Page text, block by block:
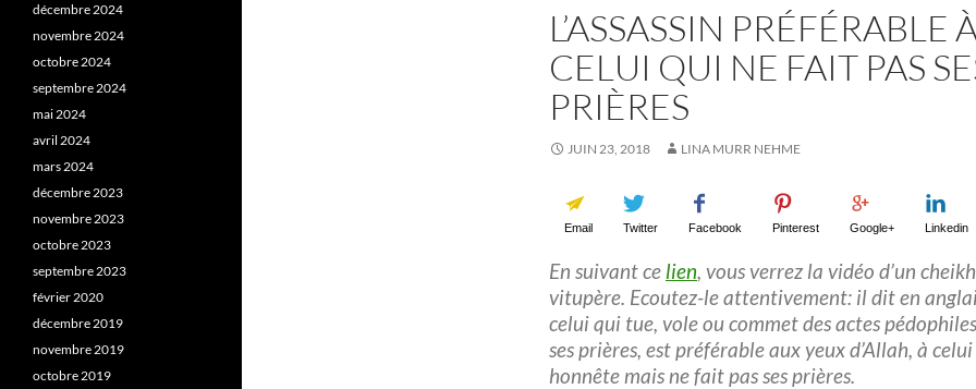
L’ASSASSIN PRÉFÉRABLE
CELUI QUI NE FAIT PAS
PRIÈRES
JUIN 23, 2018 LINA MURR NEHME
Email Twitter Facebook Pinterest Google+ Linkedin
En suivant ce lien, vous verrez la vidéo d’un
vitupère. Ecoutez-le attentivement: il dit en
celui qui tue, vole ou commet des actes
ses prières, est préférable aux yeux d’Allah, à
honnête mais ne fait pas ses prières.
décembre 2024
novembre 2024
octobre 2024
septembre 2024
mai 2024
avril 2024
mars 2024
décembre 2023
novembre 2023
octobre 2023
septembre 2023
février 2020
décembre 2019
novembre 2019
octobre 2019